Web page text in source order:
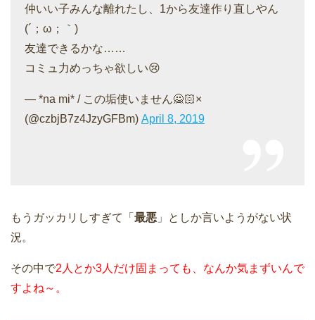
仲いい子みんな離れたし、1から友達作り直しやん
(´；ω；｀)
友達できるかな……
コミュ力めっちゃ欲しい😢
— *na mi* / この垢使いません🙅🏻×
(@czbjB7z4JzyGFBm) April 8, 2019
もうガッカリしすぎて「 最悪 」としか言いようがない状
況。
その中で2人とか3人だけ固まっても、なんか気まずいんで
すよね～。